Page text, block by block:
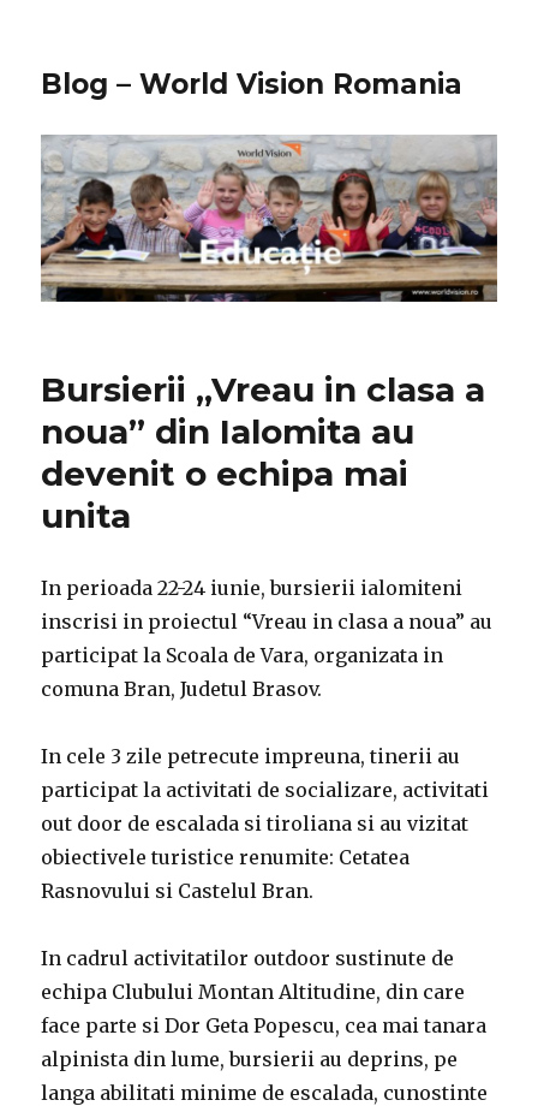
Blog – World Vision Romania
Bursierii „Vreau in clasa a
noua” din Ialomita au
devenit o echipa mai
unita
In perioada 22-24 iunie, bursierii ialomiteni
inscrisi in proiectul “Vreau in clasa a noua” au
participat la Scoala de Vara, organizata in
comuna Bran, Judetul Brasov.
In cele 3 zile petrecute impreuna, tinerii au
participat la activitati de socializare, activitati
out door de escalada si tiroliana si au vizitat
obiectivele turistice renumite: Cetatea
Rasnovului si Castelul Bran.
In cadrul activitatilor outdoor sustinute de
echipa Clubului Montan Altitudine, din care
face parte si Dor Geta Popescu, cea mai tanara
alpinista din lume, bursierii au deprins, pe
langa abilitati minime de escalada, cunostinte